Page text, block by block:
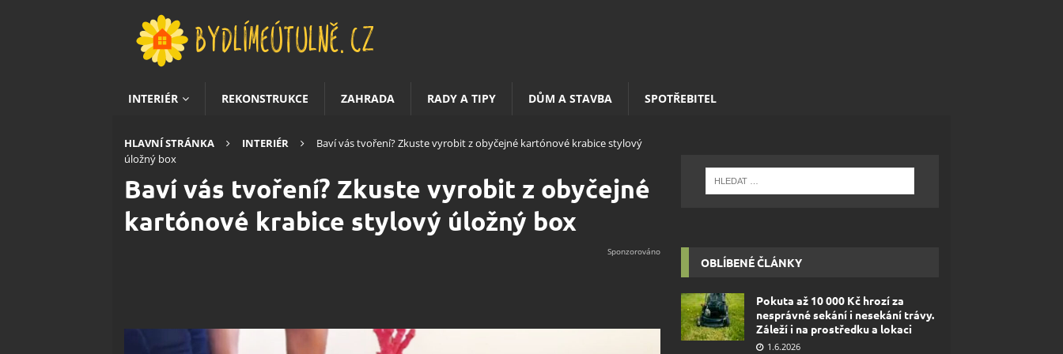
INTERIÉR REKONSTRUKCE ZAHRADA RADY A TIPY DŮM A STAVBA SPOTŘEBITEL
HLAVNÍ STRÁNKA INTERIÉR
Baví vás tvoření? Zkuste vyrobit z obyčejné kartónové krabice stylový
úložný box
Baví vás tvoření? Zkuste vyrobit z obyčejné
kartónové krabice stylový úložný box
OBLÍBENÉ ČLÁNKY
Pokuta až 10 000 Kč hrozí za
nesprávné sekání i nesekání trávy.
Záleží i na prostředku a lokaci
1.6.2026